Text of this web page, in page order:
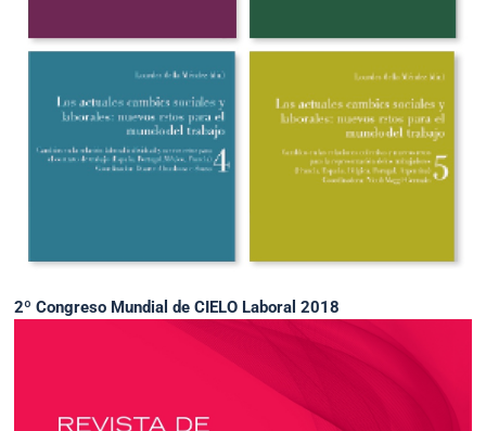
2º Congreso Mundial de CIELO Laboral 2018